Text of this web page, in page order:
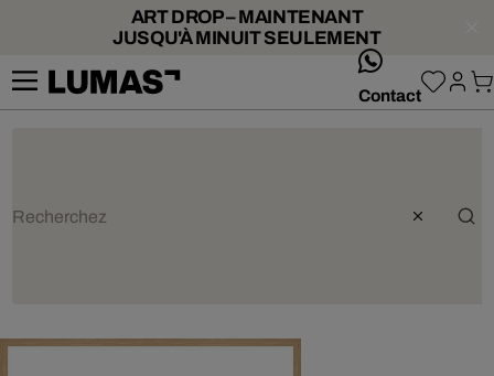
ART DROP – MAINTENANT
JUSQU'À MINUIT SEULEMENT
Contact